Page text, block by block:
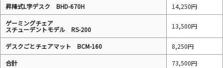
昇降式L字デスク BHD-670H
14,250円
ゲーミングチェア
スチューデントモデル RS-200 13,500円
デスクごとチェアマット BCM-160
8,250円
合計
73,500円